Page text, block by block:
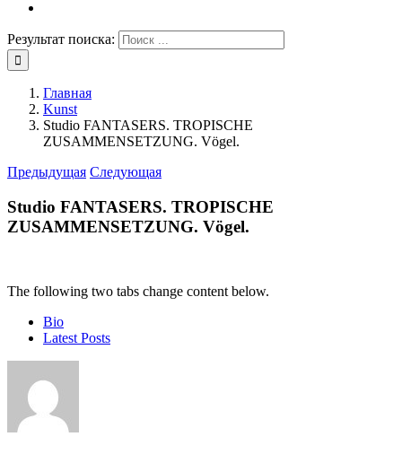
Результат поиска:
Главная
Kunst
Studio FANTASERS. TROPISCHE
ZUSAMMENSETZUNG. Vögel.
Предыдущая Следующая
Studio FANTASERS. TROPISCHE
ZUSAMMENSETZUNG. Vögel.
The following two tabs change content below.
Bio
Latest Posts